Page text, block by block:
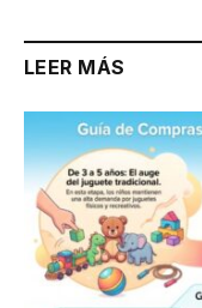
LEER MÁS